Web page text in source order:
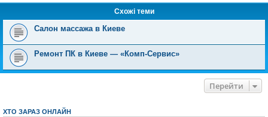
Схожі теми
Салон массажа в Киеве
Ремонт ПК в Киеве — «Комп-Сервис»
Перейти
ХТО ЗАРАЗ ОНЛАЙН